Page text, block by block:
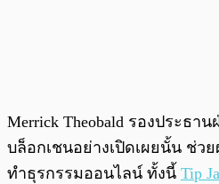
Merrick Theobald รองประธ
บล็อกเชนอย่างเปิดเผยนั้น ช่ว
ทำธุรกรรมออนไลน์ ทั้งนี้ Tip